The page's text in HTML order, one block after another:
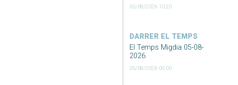
05/08/2026 10:20
DARRER EL TEMPS
El Temps Migdia 05-08-
2026
05/08/2026 05:00